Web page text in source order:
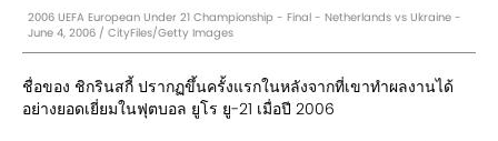
2006 UEFA European Under 21 Championship - Final - Netherlands vs Ukraine -
June 4, 2006 / CityFiles/Getty Images
ชื่อของ ชิกรินสกี้ ปรากฏขึ้นครั้งแรกในหลังจากที่เขาทำผลงานได้
อย่างยอดเยี่ยมในฟุตบอล ยูโร ยู-21 เมื่อปี 2006